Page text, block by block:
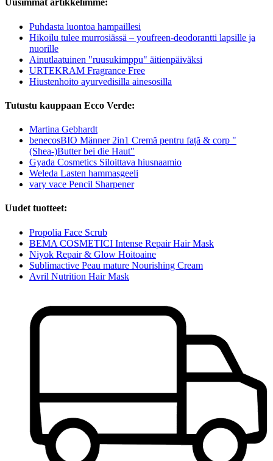
Uusimmat artikkelimme:
Puhdasta luontoa hampaillesi
Hikoilu tulee murrosiässä – youfreen-deodorantti lapsille ja
nuorille
Ainutlaatuinen "ruusukimppu" äitienpäiväksi
URTEKRAM Fragrance Free
Hiustenhoito ayurvedisilla ainesosilla
Tutustu kauppaan Ecco Verde:
Martina Gebhardt
benecosBIO Männer 2in1 Cremă pentru față & corp "
(Shea-)Butter bei die Haut"
Gyada Cosmetics Siloittava hiusnaamio
Weleda Lasten hammasgeeli
vary vace Pencil Sharpener
Uudet tuotteet:
Propolia Face Scrub
BEMA COSMETICI Intense Repair Hair Mask
Niyok Repair & Glow Hoitoaine
Sublimactive Peau mature Nourishing Cream
Avril Nutrition Hair Mask